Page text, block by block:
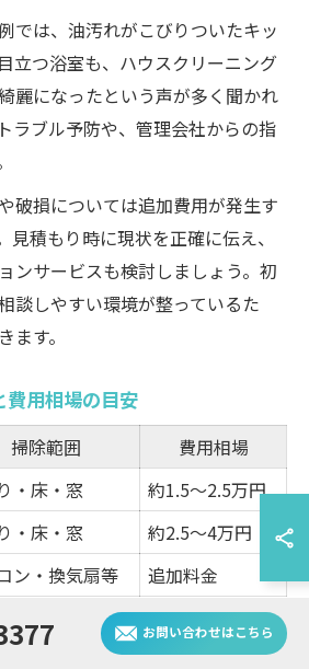
では、油汚れがこびりついたキッ
立つ浴室も、ハウスクリーニング
麗になったという声が多く聞かれ
ラブル予防や、管理会社からの指
破損については追加費用が発生す
見積もり時に現状を正確に伝え、
ンサービスも検討しましょう。初
談しやすい環境が整っているた
ます。
費用相場の目安
掃除範囲
費用相場
・床・窓
約1.5～2.5万円
・床・窓
約2.5～4万円
ン・換気扇等 追加料金
ーニングでは、掃除範囲によって
お問い合わせはこちら